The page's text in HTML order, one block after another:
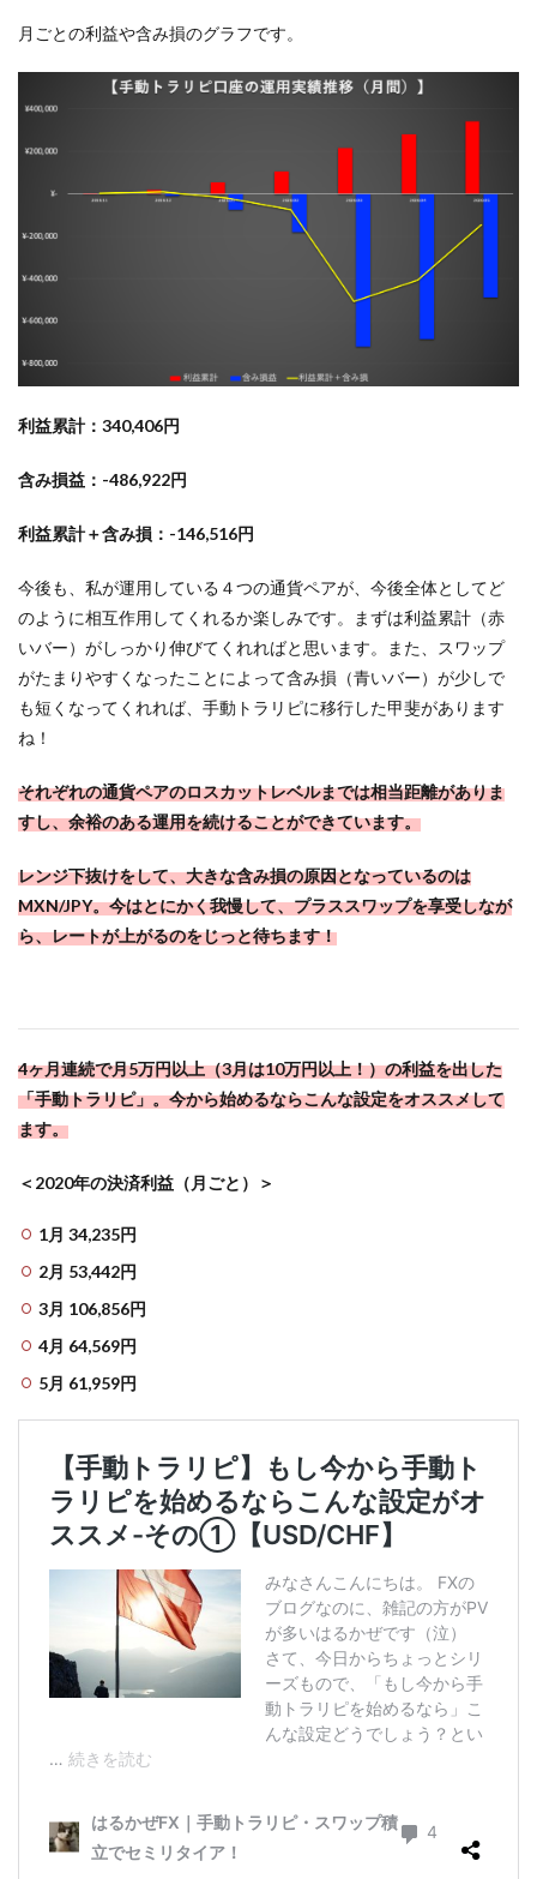
月ごとの利益や含み損のグラフです。
利益累計：340,406円
含み損益：-486,922円
利益累計＋含み損：-146,516円
今後も、私が運用している４つの通貨ペアが、今後全体としてど
のように相互作用してくれるか楽しみです。まずは利益累計（赤
いバー）がしっかり伸びてくれればと思います。また、スワップ
がたまりやすくなったことによって含み損（青いバー）が少しで
も短くなってくれれば、手動トラリピに移行した甲斐があります
ね！
それぞれの通貨ペアのロスカットレベルまでは相当距離がありま
すし、余裕のある運用を続けることができています。
レンジ下抜けをして、大きな含み損の原因となっているのは
MXN/JPY。今はとにかく我慢して、プラススワップを享受しなが
ら、レートが上がるのをじっと待ちます！
4ヶ月連続で月5万円以上（3月は10万円以上！）の利益を出した
「手動トラリピ」。今から始めるならこんな設定をオススメして
ます。
＜2020年の決済利益（月ごと）＞
1月 34,235円
2月 53,442円
3月 106,856円
4月 64,569円
5月 61,959円